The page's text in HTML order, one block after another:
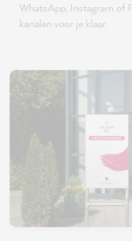
WhatsApp, Instagram of
kanalen voor je klaar.